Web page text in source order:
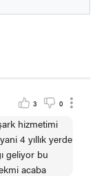
3 0
hizmetimi
4 yıllık yerde
geliyor bu
acaba